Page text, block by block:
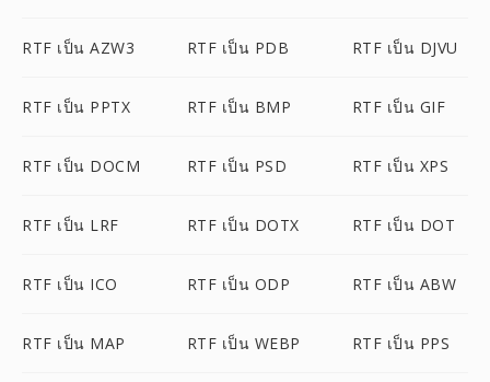
RTF เป็น AZW3 RTF เป็น PDB RTF เป็น DJVU
RTF เป็น PPTX RTF เป็น BMP RTF เป็น GIF
RTF เป็น DOCM RTF เป็น PSD RTF เป็น XPS
RTF เป็น LRF RTF เป็น DOTX RTF เป็น DOT
RTF เป็น ICO RTF เป็น ODP RTF เป็น ABW
RTF เป็น MAP RTF เป็น WEBP RTF เป็น PPS